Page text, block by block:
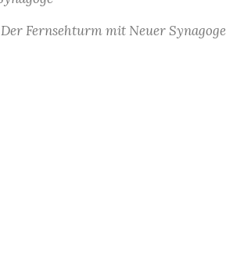
Der Fernsehturm mit Neuer Synagoge